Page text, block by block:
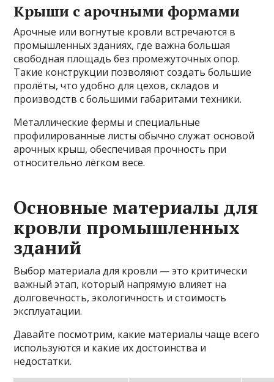
Крыши с арочными формами
Арочные или вогнутые кровли встречаются в
промышленных зданиях, где важна большая
свободная площадь без промежуточных опор.
Такие конструкции позволяют создать большие
пролёты, что удобно для цехов, складов и
производств с большими габаритами техники.
Металлические фермы и специальные
профилированные листы обычно служат основой
арочных крыш, обеспечивая прочность при
относительно лёгком весе.
Основные материалы для
кровли промышленных
зданий
Выбор материала для кровли — это критически
важный этап, который напрямую влияет на
долговечность, экологичность и стоимость
эксплуатации.
Давайте посмотрим, какие материалы чаще всего
используются и какие их достоинства и
недостатки.